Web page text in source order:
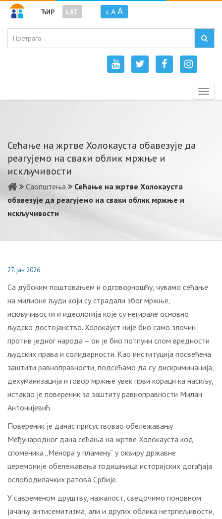
ЋИР LAT A A A
Сећање на жртве Холокауста обавезује да
реагујемо на сваки облик мржње и
искључивости
Саопштења
Сећање на жртве Холокауста
обавезује да реагујемо на сваки облик мржње и
искључивости
27. јан 2026.
Са дубоким поштовањем и одговорношћу, чувамо сећање
на милионе људи који су страдали због мржње,
искључивости и идеологија које су негирале основно
људско достојанство. Холокауст није био само злочин
против једног народа – он је био потпуни слом вредности
људских права и солидарности. Као институција посвећена
заштити равноправности, подсећамо да су дискриминација,
дехуманизација и говор мржње увек први кораци ка насиљу,
истакао је повереник за заштиту равноправности Милан
Антонијевић.
Повереник је данас присуствовао обележавању
Међународног дана сећања на жртве Холокауста код
споменика „Менора у пламену“ у оквиру државне
церемоније обележавања годишњица историјских догађаја
ослободилачких ратова Србије.
У савременом друштву, нажалост, сведочимо поновном
јачању антисемитизма, али и других облика нетрпељивости,